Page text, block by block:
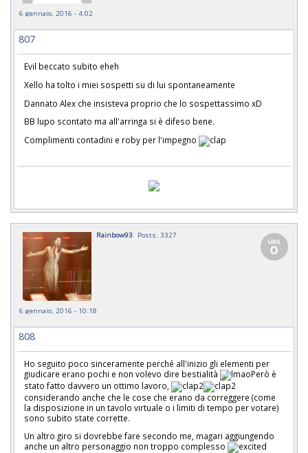
6 gennaio, 2016 - 4:02
807
Evil beccato subito eheh
Xello ha tolto i miei sospetti su di lui spontaneamente
Dannato Alex che insisteva proprio che lo sospettassimo xD
BB lupo scontato ma all'arringa si è difeso bene.
Complimenti contadini e roby per l'impegno
Rainbow93 Posts: 3327
6 gennaio, 2016 - 10:18
808
Ho seguito poco sinceramente perché all'inizio gli elementi per
giudicare erano pochi e non volevo dire bestialità
Però è
stato fatto davvero un ottimo lavoro,
considerando anche che le cose che erano da correggere (come
la disposizione in un tavolo virtuale o i limiti di tempo per votare)
sono subito state corrette.
Un altro giro si dovrebbe fare secondo me, magari aggiungendo
anche un altro personaggio non troppo complesso